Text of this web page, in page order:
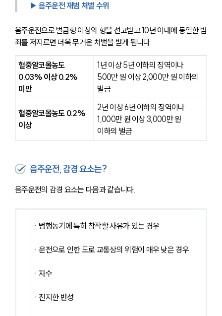
▶ 음주운전 재범 처벌 수위
음주운전으로 벌금형 이상의 형을 선고받고 10년 이내에 동일한 범
죄를 저지르면 더욱 무거운 처벌을 받게 됩니다.
혈중알코올농도
0.03% 이상 0.2%
미만
1년 이상 5년 이하의 징역이나
500만 원 이상 2,000만 원 이하의
벌금
혈중알코올농도 0.2%
이상
2년 이상 6년 이하의 징역이나
1,000만 원 이상 3,000만 원
이하의 벌금
음주운전, 감경 요소는?
음주운전의 감경 요소는 다음과 같습니다.
ㆍ범행동기에 특히 참작할 사유가 있는 경우
ㆍ운전으로 인한 도로 교통상의 위험이 매우 낮은 경우
ㆍ자수
ㆍ진지한 반성